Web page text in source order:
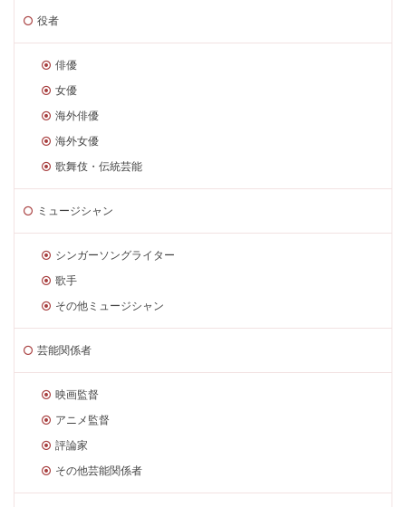
役者
俳優
女優
海外俳優
海外女優
歌舞伎・伝統芸能
ミュージシャン
シンガーソングライター
歌手
その他ミュージシャン
芸能関係者
映画監督
アニメ監督
評論家
その他芸能関係者